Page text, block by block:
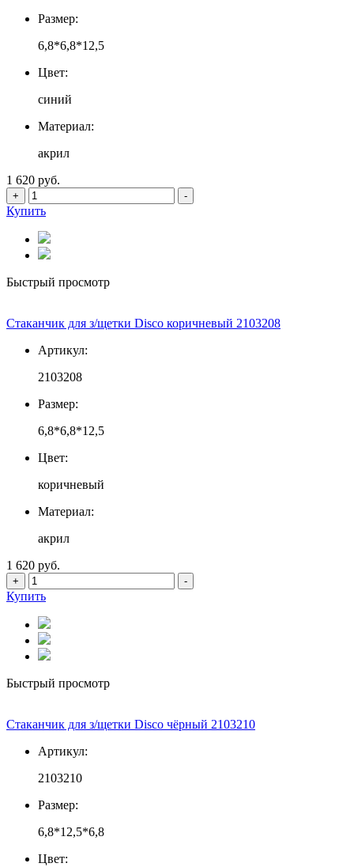
Размер:
6,8*6,8*12,5
Цвет:
синий
Материал:
акрил
1 620 руб.
+ -
Купить
Быстрый просмотр
Стаканчик для з/щетки Disco коричневый 2103208
Артикул:
2103208
Размер:
6,8*6,8*12,5
Цвет:
коричневый
Материал:
акрил
1 620 руб.
+ -
Купить
Быстрый просмотр
Стаканчик для з/щетки Disco чёрный 2103210
Артикул:
2103210
Размер:
6,8*12,5*6,8
Цвет: